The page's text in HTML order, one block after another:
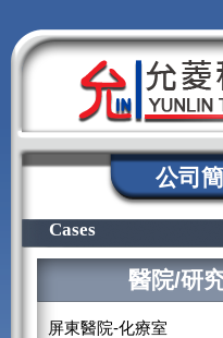
公司
Cases
醫院/研
屏東醫院-化療室